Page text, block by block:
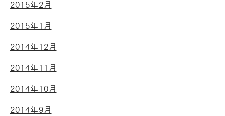
2015年2月
2015年1月
2014年12月
2014年11月
2014年10月
2014年9月